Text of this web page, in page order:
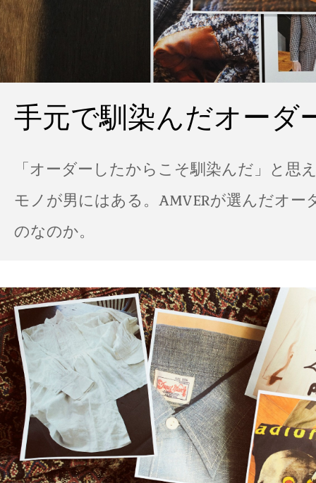
手元で馴染んだオーダ
「オーダーしたからこそ馴染んだ」と思
モノが男にはある。AMVERが選んだオー
のなのか。